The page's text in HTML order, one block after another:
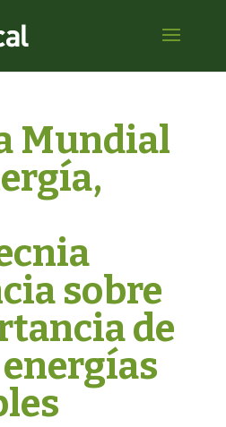
Mundial
sobre
de